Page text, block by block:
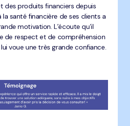
des produits financiers depuis
santé financière de ses clients a
motivation. L’écoute qu’il
de respect et de compréhension
voue une très grande confiance.